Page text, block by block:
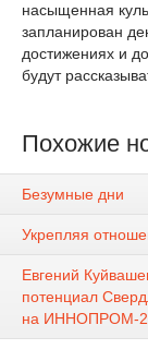
насыщенная
запланирован
достижениях и
будут
Похожие
Безумные дни
Укрепляя
Евгений
потенциал
на ИННОПРОМ-